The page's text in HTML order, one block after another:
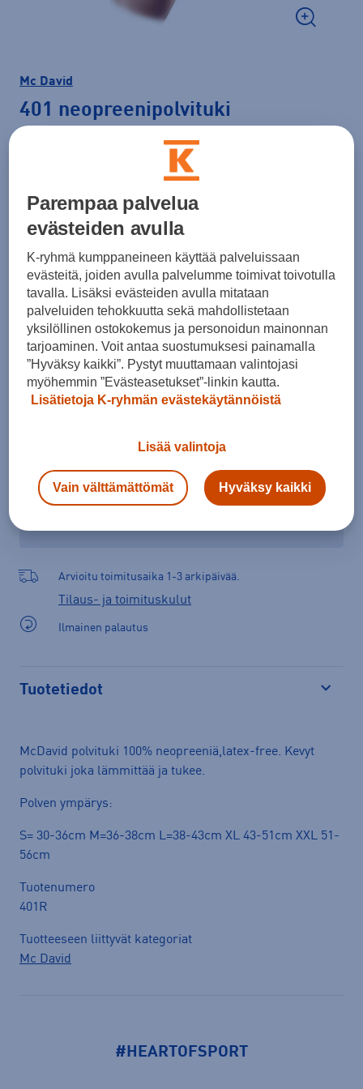
Mc David
401 neopreenipolvituki
Koko
S M L XL XXL
Lisää ostoskoriin
Tarkista saatavuus ja tilaa myymälästä
Verkkokauppa: Myymälät:
Arvioitu toimitusaika 1-3 arkipäivää.
Tilaus- ja toimituskulut
Ilmainen palautus
Tuotetiedot
McDavid polvituki 100% neopreeniä,latex-free. Kevyt
polvituki joka lämmittää ja tukee.
Polven ympärys:
S= 30-36cm M=36-38cm L=38-43cm XL 43-51cm XXL 51-
56cm
Tuotenumero
401R
Tuotteeseen liittyvät kategoriat
Mc David
#HEARTOFSPORT
Parempaa palvelua
evästeiden avulla
K-ryhmä kumppaneineen käyttää palveluissaan
evästeitä, joiden avulla palvelumme toimivat toivotulla
tavalla. Lisäksi evästeiden avulla mitataan
palveluiden tehokkuutta sekä mahdollistetaan
yksilöllinen ostokokemus ja personoidun mainonnan
tarjoaminen. Voit antaa suostumuksesi painamalla
”Hyväksy kaikki”. Pystyt muuttamaan valintojasi
myöhemmin ”Evästeasetukset”-linkin kautta.
Lisätietoja K-ryhmän evästekäytännöistä
Lisää valintoja
Vain välttämättömät Hyväksy kaikki